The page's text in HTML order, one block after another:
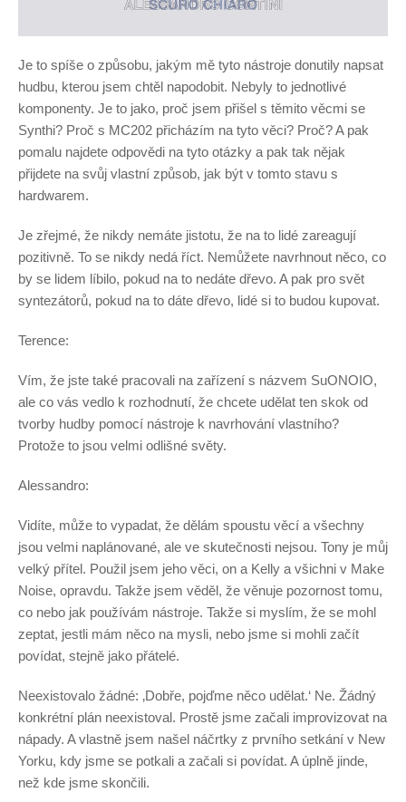
Je to spíše o způsobu, jakým mě tyto nástroje donutily napsat
hudbu, kterou jsem chtěl napodobit. Nebyly to jednotlivé
komponenty. Je to jako, proč jsem přišel s těmito věcmi se
Synthi? Proč s MC202 přicházím na tyto věci? Proč? A pak
pomalu najdete odpovědi na tyto otázky a pak tak nějak
přijdete na svůj vlastní způsob, jak být v tomto stavu s
hardwarem.
Je zřejmé, že nikdy nemáte jistotu, že na to lidé zareagují
pozitivně. To se nikdy nedá říct. Nemůžete navrhnout něco, co
by se lidem líbilo, pokud na to nedáte dřevo. A pak pro svět
syntezátorů, pokud na to dáte dřevo, lidé si to budou kupovat.
Terence:
Vím, že jste také pracovali na zařízení s názvem SuONOIO,
ale co vás vedlo k rozhodnutí, že chcete udělat ten skok od
tvorby hudby pomocí nástroje k navrhování vlastního?
Protože to jsou velmi odlišné světy.
Alessandro:
Vidíte, může to vypadat, že dělám spoustu věcí a všechny
jsou velmi naplánované, ale ve skutečnosti nejsou. Tony je můj
velký přítel. Použil jsem jeho věci, on a Kelly a všichni v Make
Noise, opravdu. Takže jsem věděl, že věnuje pozornost tomu,
co nebo jak používám nástroje. Takže si myslím, že se mohl
zeptat, jestli mám něco na mysli, nebo jsme si mohli začít
povídat, stejně jako přátelé.
Neexistovalo žádné: ‚Dobře, pojďme něco udělat.‘ Ne. Žádný
konkrétní plán neexistoval. Prostě jsme začali improvizovat na
nápady. A vlastně jsem našel náčrtky z prvního setkání v New
Yorku, kdy jsme se potkali a začali si povídat. A úplně jinde,
než kde jsme skončili.